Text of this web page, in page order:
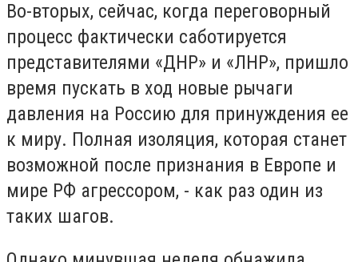
Во-вторых, сейчас, когда переговорный
процесс фактически саботируется
представителями «ДНР» и «ЛНР», пришло
время пускать в ход новые рычаги
давления на Россию для принуждения ее
к миру. Полная изоляция, которая станет
возможной после признания в Европе и
мире РФ агрессором, - как раз один из
таких шагов.